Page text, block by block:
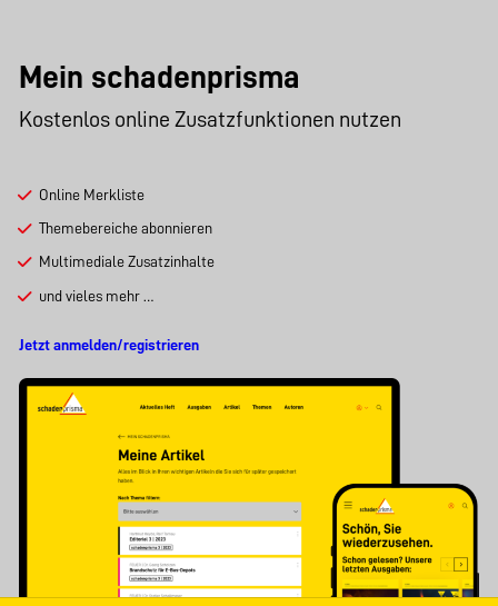
Mein schadenprisma
Kostenlos online Zusatzfunktionen nutzen
Online Merkliste
Themebereiche abonnieren
Multimediale Zusatzinhalte
und vieles mehr …
Jetzt anmelden/registrieren